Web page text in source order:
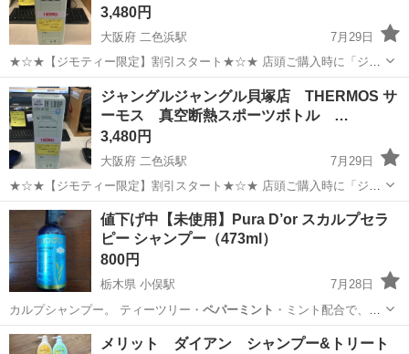
3,480円
大阪府 二色浜駅
7月29日
★☆★【ジモティー限定】割引スタート★☆★ 店頭ご購入時に「ジモ
ティーを見た」とお伝え頂くと 【店頭価格より 3%OFF！】にてご購
入出来ます！ 家具ならご自身でお持ち帰りの場合には なんとなんと！
【店頭価格より12%OFF...
大阪 貝塚市 二色浜駅 その他 ジャングル
ジャングルジャングル貝塚店 THERMOS サ
ーモス 真空断熱スポーツボトル …
3,480円
大阪府 二色浜駅
7月29日
★☆★【ジモティー限定】割引スタート★☆★ 店頭ご購入時に「ジモ
ティーを見た」とお伝え頂くと 【店頭価格より 3%OFF！】にてご購
入出来ます！ 家具ならご自身でお持ち帰りの場合には なんとなんと！
【店頭価格より12%OFF...
大阪 貝塚市 二色浜駅 その他
値下げ中【未使用】Pura D’or スカルプセラ
ピー シャンプー（473ml）
800円
栃木県 小俣駅
7月28日
カルプシャンプー。 ティーツリー・ ペパーミント ・ミント配合で、洗
い上がりはすっき…
栃木 足利市 小俣駅 家庭用品
メリット ダイアン シャンプー&トリート